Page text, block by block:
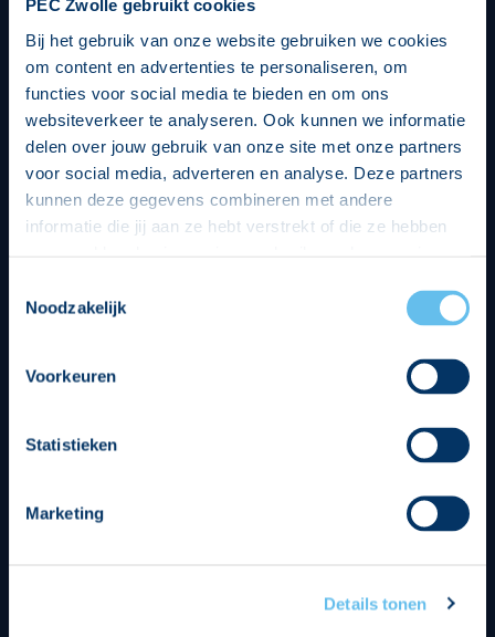
PEC Zwolle gebruikt cookies
Bij het gebruik van onze website gebruiken we cookies
om content en advertenties te personaliseren, om
functies voor social media te bieden en om ons
websiteverkeer te analyseren. Ook kunnen we informatie
delen over jouw gebruik van onze site met onze partners
voor social media, adverteren en analyse. Deze partners
kunnen deze gegevens combineren met andere
informatie die jij aan ze hebt verstrekt of die ze hebben
op een veilige en integere wijze. Je kunt je toestemming
beheren op de privacy- en cookieverklaring pagina.
Noodzakelijk
Voorkeuren
Statistieken
Marketing
Details tonen